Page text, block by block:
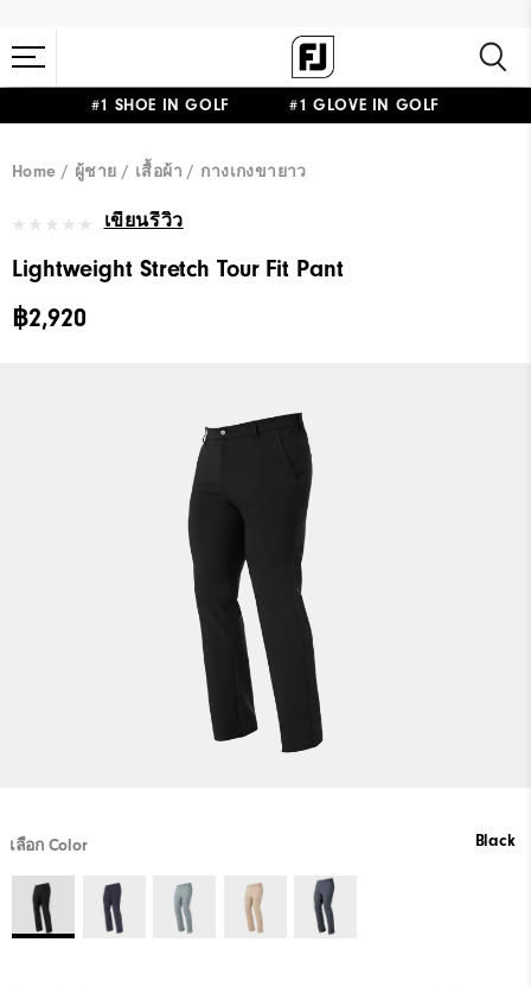
#1 SHOE IN GOLF #1 GLOVE IN GOLF
Home ผู้ชาย เสื้อผ้า กางเกงขายาว
เขียนรีวิว
Lightweight Stretch Tour Fit Pant
฿2,920
เลือก Color Black